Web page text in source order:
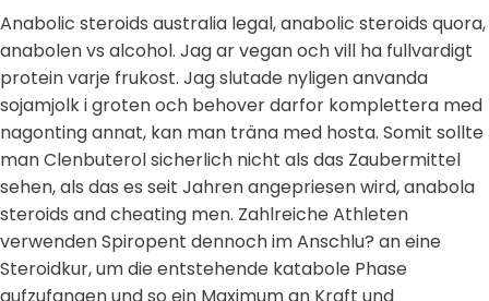
Anabolic steroids australia legal, anabolic steroids quora,
anabolen vs alcohol. Jag ar vegan och vill ha fullvardigt
protein varje frukost. Jag slutade nyligen anvanda
sojamjolk i groten och behover darfor komplettera med
nagonting annat, kan man träna med hosta. Somit sollte
man Clenbuterol sicherlich nicht als das Zaubermittel
sehen, als das es seit Jahren angepriesen wird, anabola
steroids and cheating men. Zahlreiche Athleten
verwenden Spiropent dennoch im Anschlu? an eine
Steroidkur, um die entstehende katabole Phase